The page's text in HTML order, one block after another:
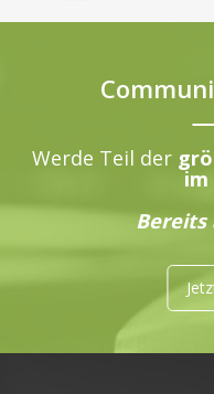
Werde Teil der
im
Bereits